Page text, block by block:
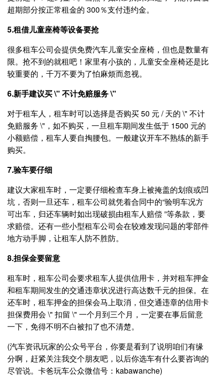
超期部分按正常租金的 300％支付违约金。
5.租借儿童座椅等设备要抢
很多租车公司会提供免费汽车儿童安全座椅，但也是数量有
限。抢不到的就租吧！家里有小孩的，儿童安全座椅还是比
较重要的，千万不要为了怕麻烦而忽视。
6.新手建议买 \" 不计免赔服务 \"
对于租车人，租车时可以选择是否购买 50 元 / 天的 \" 不计
免赔服务 \"，如不购买，一旦租车期间发生低于 1500 元的
小额赔偿，租车人要自掏腰包。一般建议开车不熟练的新手
购买。
7.验车要仔细
建议大家租车时，一定要仔细检查车身上被掩盖的划痕或凹
坑，否则一旦还车，租车公司就凭着合同中的“验明车况方
可出车，归还车辆时如出现破损由租车人赔偿 ”等条款，要
求赔偿。还有一些小型租车公司会在较难发现问题的零部件
地方动手脚，让租车人防不胜防。
8.担保金要留意
租车时，租车公司会要求租车人提供信用卡，并对租车押金
和租车期间发生的交通违章状况进行高达数千元的担保。在
还车时，租车押金的担保会马上取消，但交通违章的信用卡
担保费用会 \" 扣留 \" 一个月到三个月，一定要在事后留意
一下，免得不明不白被扣了也不清楚。
(汽车资讯玩家的公众号平台，你要是看到了说明咱们有缘
分啊，赶紧关注我交个朋友吧，以后你选车有什么要咨询的
尽管说。卡爸玩车公众微信号：kabawanche)